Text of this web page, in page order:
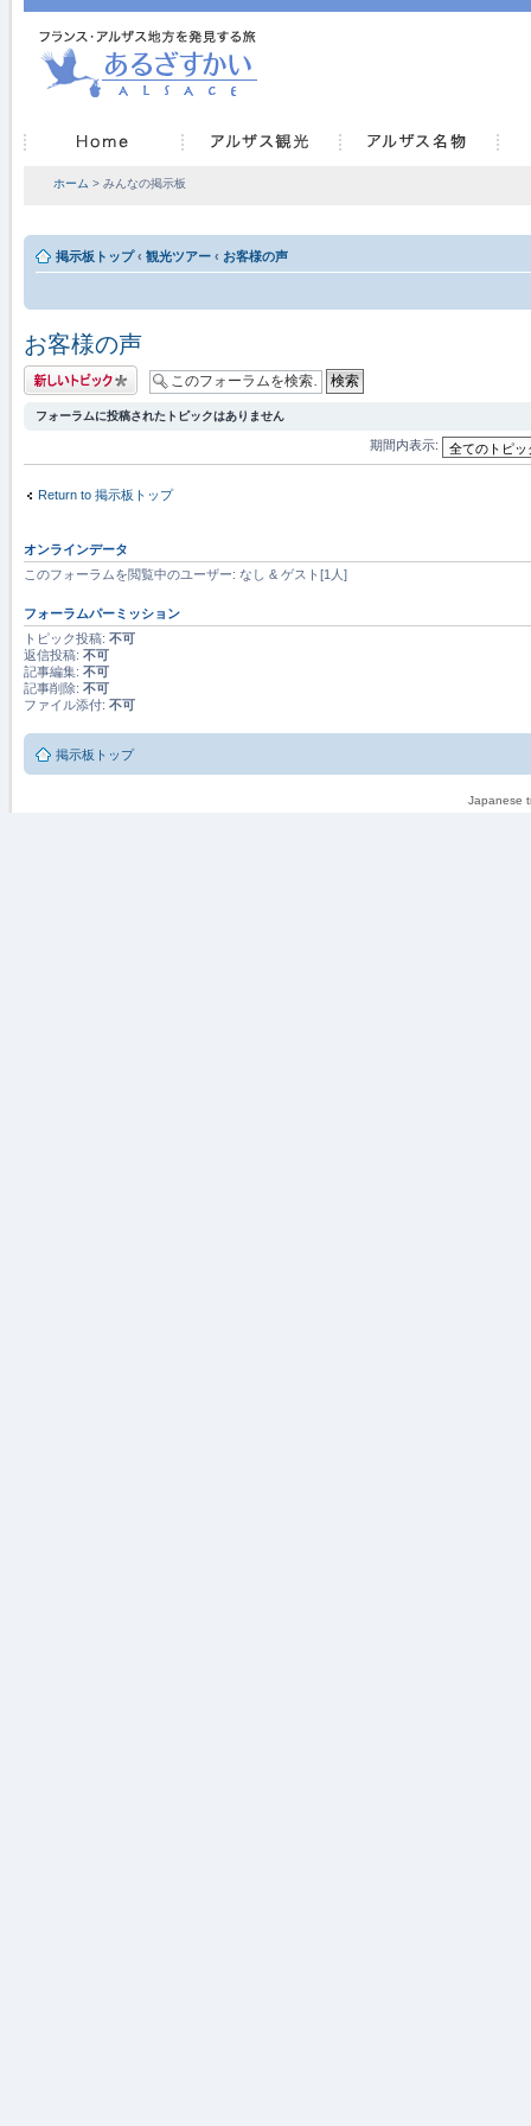
ホーム > みんなの掲示板
掲示板トップ ‹ 観光ツアー ‹ お客様の声
お客様の声
トピックを投稿す
る
フォーラムに投稿されたトピックはありません
期間内表示:
Return to 掲示板トップ
オンラインデータ
このフォーラムを閲覧中のユーザー: なし & ゲスト[1人]
フォーラムパーミッション
トピック投稿: 不可
返信投稿: 不可
記事編集: 不可
記事削除: 不可
ファイル添付: 不可
掲示板トップ
Japanese